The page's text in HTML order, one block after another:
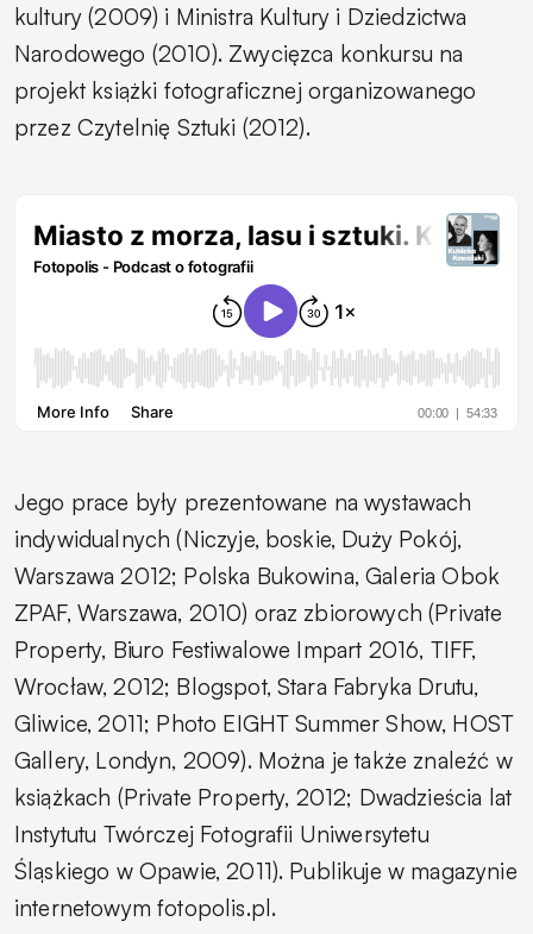
kultury (2009) i Ministra Kultury i Dziedzictwa
Narodowego (2010). Zwycięzca konkursu na
projekt książki fotograficznej organizowanego
przez Czytelnię Sztuki (2012).
Jego prace były prezentowane na wystawach
indywidualnych (Niczyje, boskie, Duży Pokój,
Warszawa 2012; Polska Bukowina, Galeria Obok
ZPAF, Warszawa, 2010) oraz zbiorowych (Private
Property, Biuro Festiwalowe Impart 2016, TIFF,
Wrocław, 2012; Blogspot, Stara Fabryka Drutu,
Gliwice, 2011; Photo EIGHT Summer Show, HOST
Gallery, Londyn, 2009). Można je także znaleźć w
książkach (Private Property, 2012; Dwadzieścia lat
Instytutu Twórczej Fotografii Uniwersytetu
Śląskiego w Opawie, 2011). Publikuje w magazynie
internetowym fotopolis.pl.